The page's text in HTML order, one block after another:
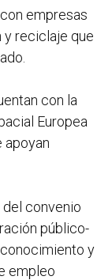
empresas
y reciclaje que
con la
Europea
apoyan
del convenio
público-
y
empleo